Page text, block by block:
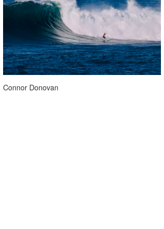
Connor Donovan